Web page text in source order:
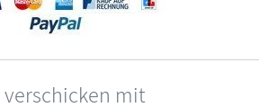
verschicken mit